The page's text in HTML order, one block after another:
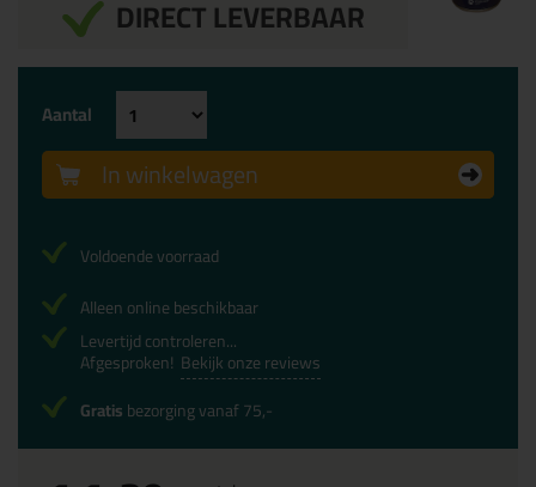
DIRECT LEVERBAAR
Aantal
In winkelwagen
Voldoende voorraad
Alleen online beschikbaar
Levertijd controleren...
Afgesproken! Bekijk onze reviews
Gratisbezorging vanaf 75,-